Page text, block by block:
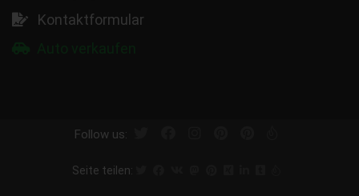
Kontaktformular
Follow us:
Seite teilen: